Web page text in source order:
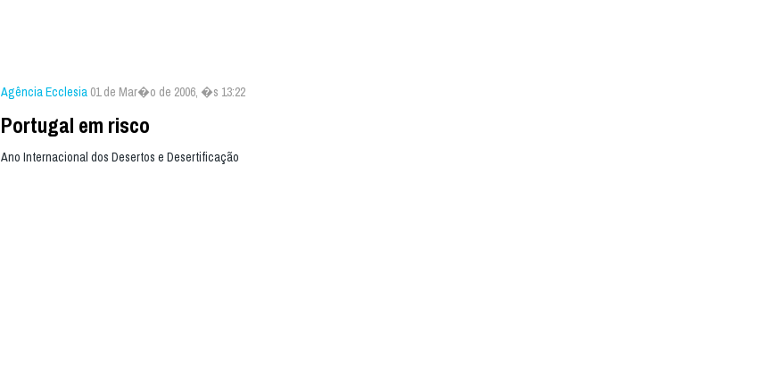
Agência Ecclesia 01 de Mar�o de 2006, �s 13:22
Portugal em risco
Ano Internacional dos Desertos e Desertificação